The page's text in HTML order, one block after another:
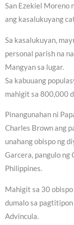
San Ezekiel Moreno
ang kasalukuyang
Sa kasalukuyan,
personal parish na
Mangyan sa lugar.
Sa kabuuang
mahigit sa 800,000
Pinangunahan ni
Charles Brown ang
unahang obispo ng
Garcera, pangulo ng
Philippines.
Mahigit sa 30 obispo
dumalo sa
Advincula.